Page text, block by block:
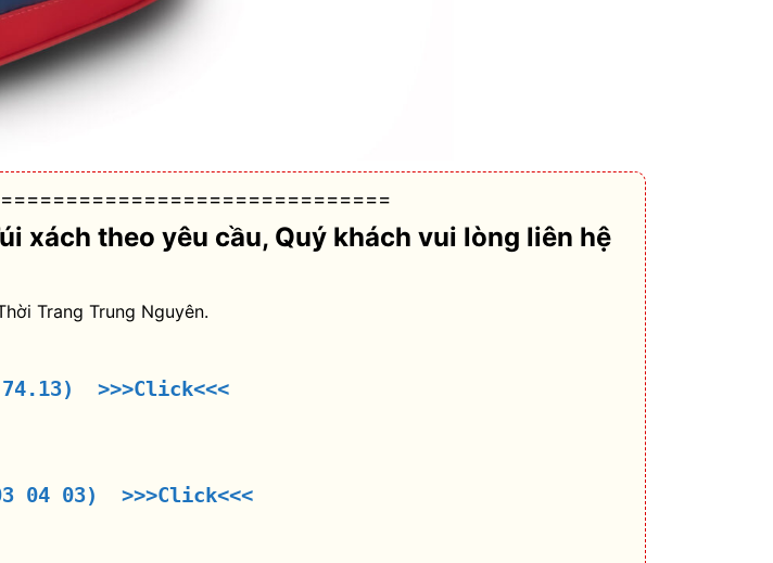
xách theo yêu cầu, Quý khách vui lòng liên hệ
Trang Trung Nguyên.
>>>Click<<<
04 03) >>>Click<<<